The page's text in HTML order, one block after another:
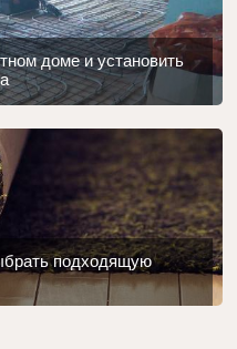
доме и установить
подходящую